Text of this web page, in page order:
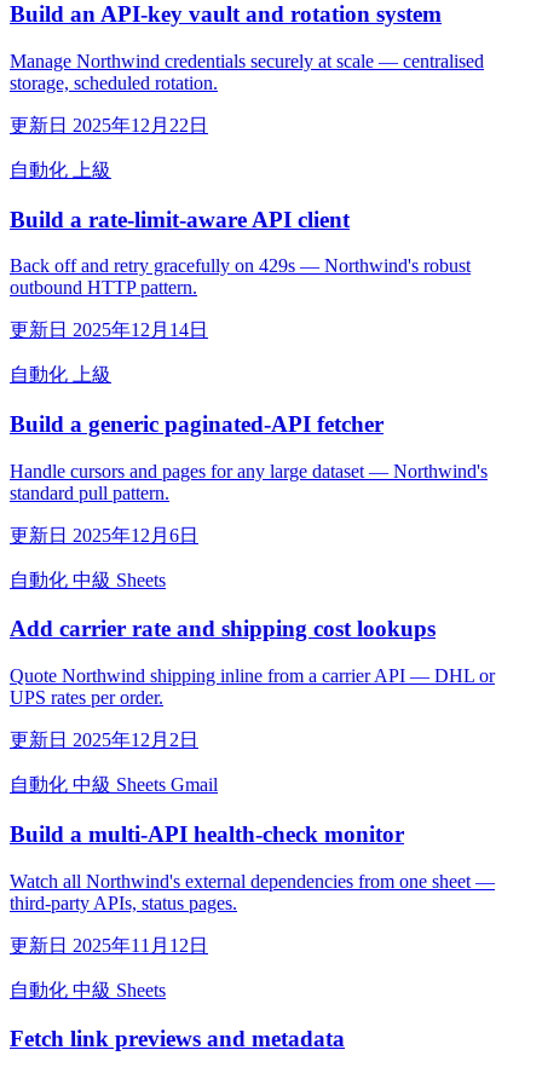
Build an API-key vault and rotation system
Manage Northwind credentials securely at scale — centralised
storage, scheduled rotation.
更新日 2025年12月22日
自動化 上級
Build a rate-limit-aware API client
Back off and retry gracefully on 429s — Northwind's robust
outbound HTTP pattern.
更新日 2025年12月14日
自動化 上級
Build a generic paginated-API fetcher
Handle cursors and pages for any large dataset — Northwind's
standard pull pattern.
更新日 2025年12月6日
自動化 中級 Sheets
Add carrier rate and shipping cost lookups
Quote Northwind shipping inline from a carrier API — DHL or
UPS rates per order.
更新日 2025年12月2日
自動化 中級 Sheets Gmail
Build a multi-API health-check monitor
Watch all Northwind's external dependencies from one sheet —
third-party APIs, status pages.
更新日 2025年11月12日
自動化 中級 Sheets
Fetch link previews and metadata